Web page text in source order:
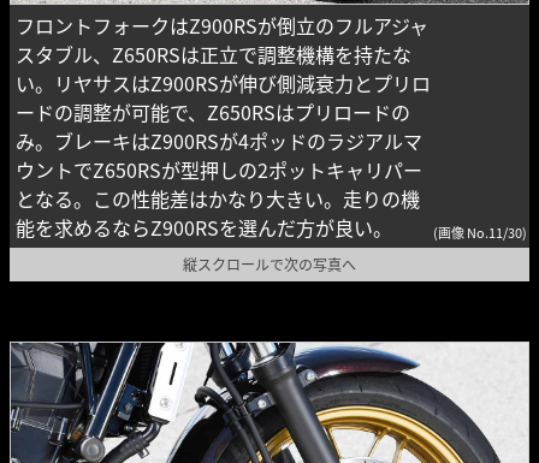
フロントフォークはZ900RSが倒立のフルアジャ
スタブル、Z650RSは正立で調整機構を持たな
い。リヤサスはZ900RSが伸び側減衰力とプリロ
ードの調整が可能で、Z650RSはプリロードの
み。ブレーキはZ900RSが4ポッドのラジアルマ
ウントでZ650RSが型押しの2ポットキャリパー
となる。この性能差はかなり大きい。走りの機
能を求めるならZ900RSを選んだ方が良い。
(画像 No.11/30)
縦スクロールで次の写真へ